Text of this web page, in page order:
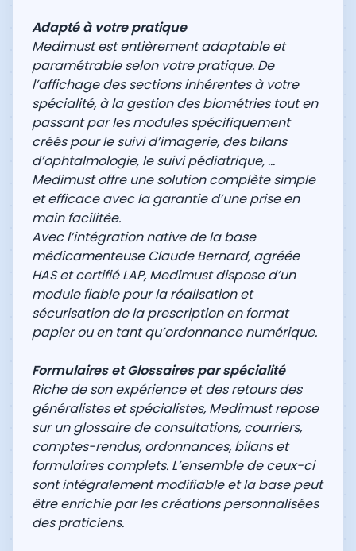
Adapté à votre pratique
Medimust est entièrement adaptable et
paramétrable selon votre pratique. De
l’affichage des sections inhérentes à votre
spécialité, à la gestion des biométries tout en
passant par les modules spécifiquement
créés pour le suivi d’imagerie, des bilans
d’ophtalmologie, le suivi pédiatrique, …
Medimust offre une solution complète simple
et efficace avec la garantie d’une prise en
main facilitée.
Avec l’intégration native de la base
médicamenteuse Claude Bernard, agréée
HAS et certifié LAP, Medimust dispose d’un
module fiable pour la réalisation et
sécurisation de la prescription en format
papier ou en tant qu’ordonnance numérique.
Formulaires et Glossaires par spécialité
Riche de son expérience et des retours des
généralistes et spécialistes, Medimust repose
sur un glossaire de consultations, courriers,
comptes-rendus, ordonnances, bilans et
formulaires complets. L’ensemble de ceux-ci
sont intégralement modifiable et la base peut
être enrichie par les créations personnalisées
des praticiens.